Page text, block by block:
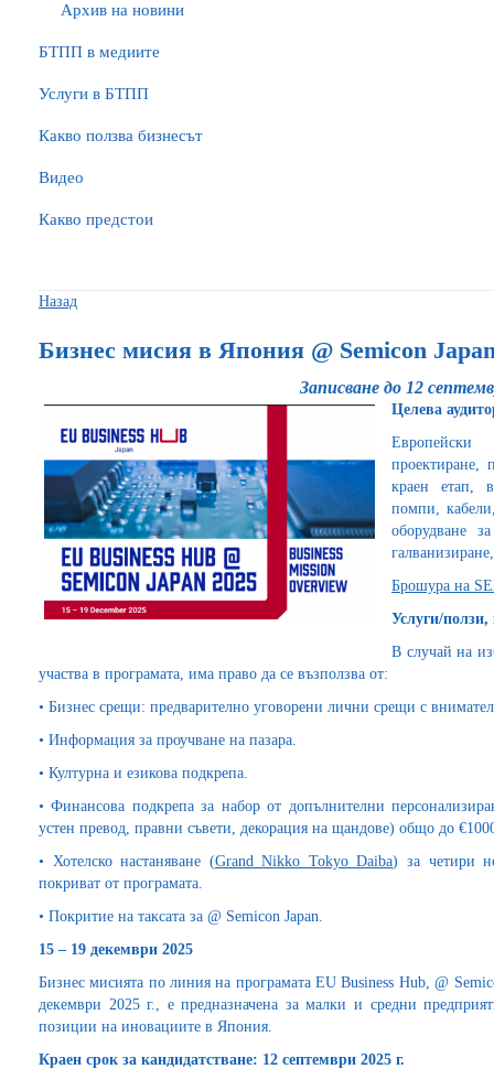
Архив на новини
БTПП в медиите
Услуги в БТПП
Какво ползва бизнесът
Видео
Какво предстои
Назад
Бизнес мисия в Япония @ Semicon
Записване до 12
Целева
проектиране,
краен етап,
помпи,
оборудване
Брошура на
Услуги/
В случай на
участва в програмата, има право да се възползва от:
• Бизнес срещи: предварително уговорени лични срещи с
• Информация за проучване на пазара.
• Културна и езикова подкрепа.
• Финансова подкрепа за набор от допълнителни
устен превод, правни съвети, декорация на щандове) общо до
• Хотелско настаняване (Grand Nikko Tokyo Daiba) за четири
покриват от програмата.
• Покритие на таксата за @ Semicon Japan.
15 – 19 декември 2025
Бизнес мисията по линия на програмата EU Business Hub, @
декември 2025 г., е предназначена за малки и средни
позиции на иновациите в Япония.
Краен срок за кандидатстване: 12 септември 2025 г.